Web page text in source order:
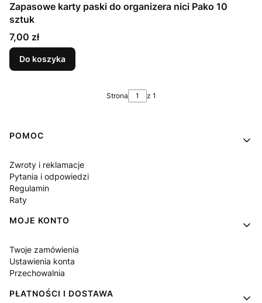
Zapasowe karty paski do organizera nici Pako 10
sztuk
Cena
7,00 zł
Do koszyka
Strona z 1
Linki w stopce
POMOC
Zwroty i reklamacje
Pytania i odpowiedzi
Regulamin
Raty
MOJE KONTO
Twoje zamówienia
Ustawienia konta
Przechowalnia
PŁATNOŚCI I DOSTAWA